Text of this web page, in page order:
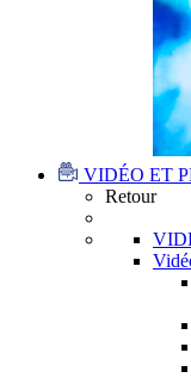
VIDÉO ET
Retour